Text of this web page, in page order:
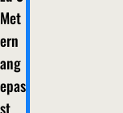
Met
ern
ang
epas
st